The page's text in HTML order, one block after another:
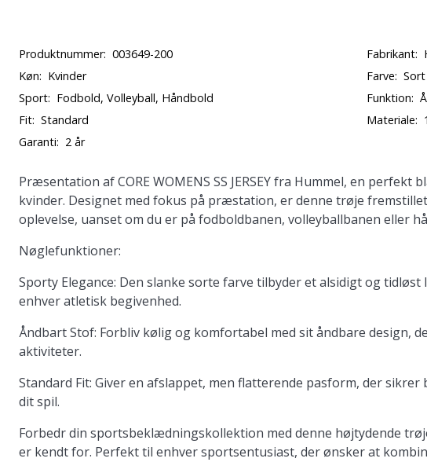
Produktnummer: 003649-200 Fabrikant:
Køn: Kvinder Farve: Sort
Sport: Fodbold, Volleyball, Håndbold Funktion:
Fit: Standard Materiale:
Garanti: 2 år
Præsentation af CORE WOMENS SS JERSEY fra Hummel, en
kvinder. Designet med fokus på præstation, er denne trøje
oplevelse, uanset om du er på fodboldbanen, volleyballbanen eller
Nøglefunktioner:
Sporty Elegance: Den slanke sorte farve tilbyder et alsidigt og
enhver atletisk begivenhed.
Åndbart Stof: Forbliv kølig og komfortabel med sit åndbare design,
aktiviteter.
Standard Fit: Giver en afslappet, men flatterende pasform, der
dit spil.
Forbedr din sportsbeklædningskollektion med denne højtydende
er kendt for. Perfekt til enhver sportsentusiast, der ønsker at